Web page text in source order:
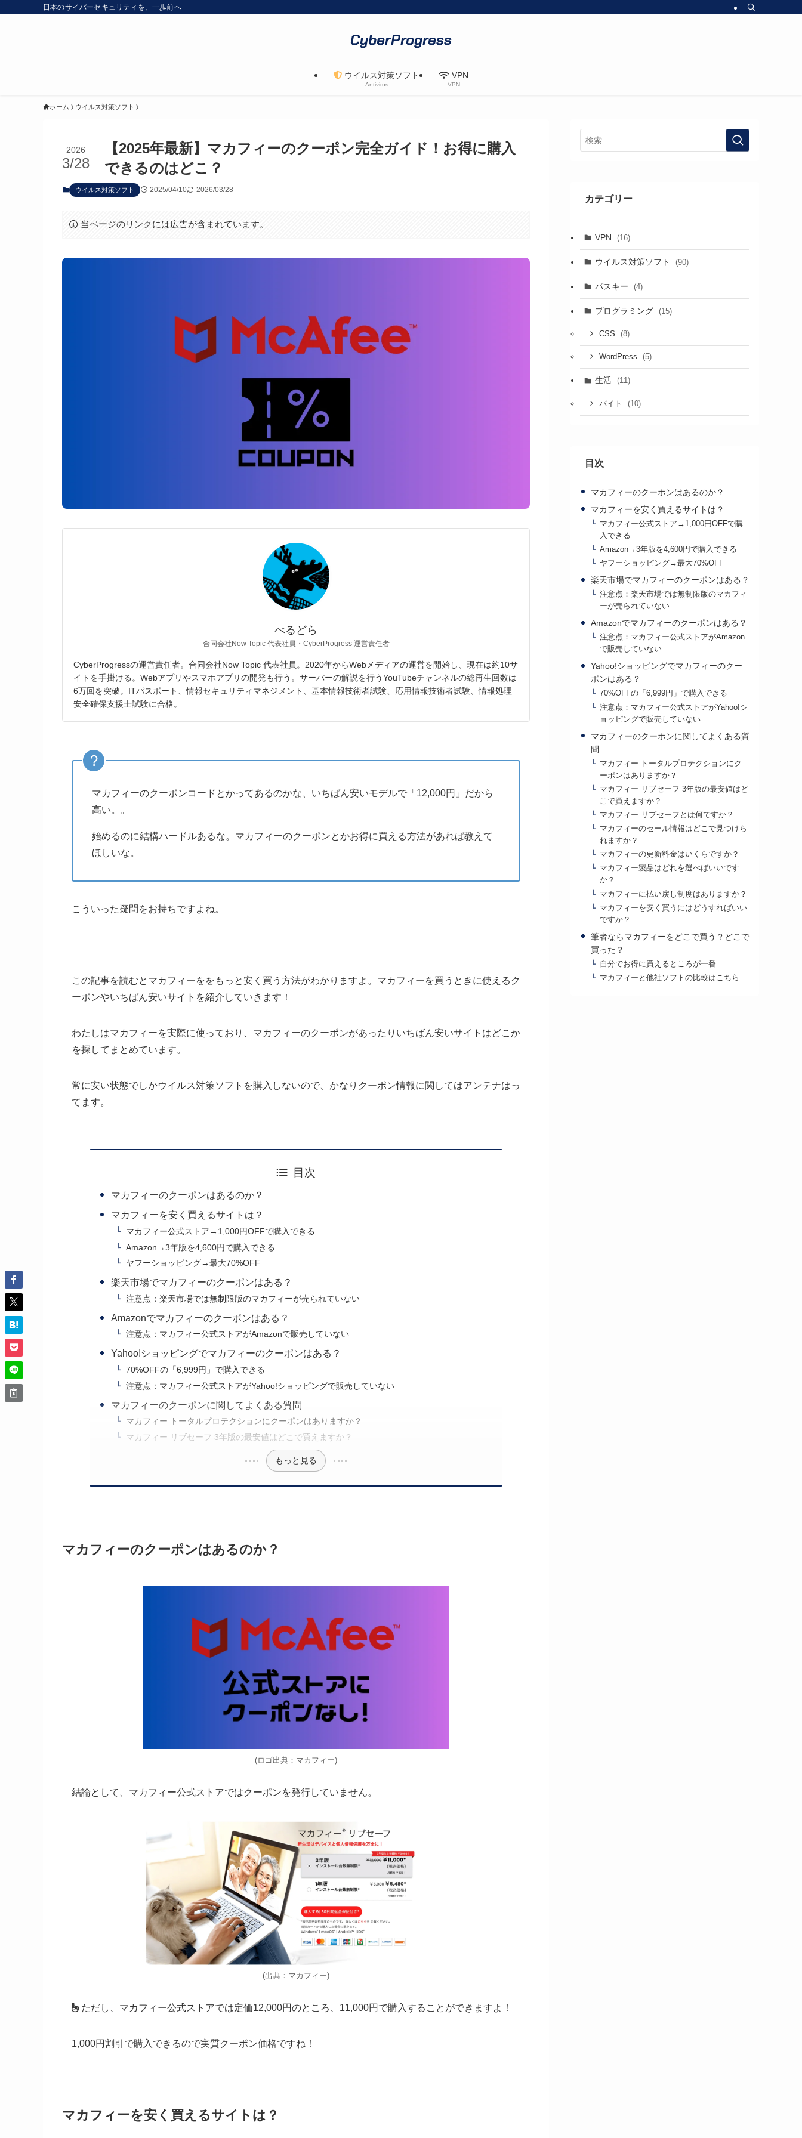
日本のサイバーセキュリティを、一歩前へ
CyberProgress
ウイルス対策ソフト
Antivirus
VPN
VPN
ホーム ウイルス対策ソフト
【2025年最新】マカフィーのクーポン完全ガイド！お得に購入
できるのはどこ？
2026
3/28
ウイルス対策ソフト 2025/04/10 2026/03/28
当ページのリンクには広告が含まれています。
べるどら
合同会社Now Topic 代表社員・CyberProgress 運営責任者
CyberProgressの運営責任者。合同会社Now Topic 代表社員。2020年からWebメディアの運営を開始し、現在は約10サ
イトを手掛ける。Webアプリやスマホアプリの開発も行う。サーバーの解説を行うYouTubeチャンネルの総再生回数は
6万回を突破。ITパスポート、情報セキュリティマネジメント、基本情報技術者試験、応用情報技術者試験、情報処理
安全確保支援士試験に合格。
マカフィーのクーポンコードとかってあるのかな、いちばん安いモデルで「12,000円」だから
高い。。
始めるのに結構ハードルあるな。マカフィーのクーポンとかお得に買える方法があれば教えて
ほしいな。
こういった疑問をお持ちですよね。
この記事を読むとマカフィーををもっと安く買う方法がわかりますよ。マカフィーを買うときに使えるク
ーポンやいちばん安いサイトを紹介していきます！
わたしはマカフィーを実際に使っており、マカフィーのクーポンがあったりいちばん安いサイトはどこか
を探してまとめています。
常に安い状態でしかウイルス対策ソフトを購入しないので、かなりクーポン情報に関してはアンテナはっ
てます。
目次
マカフィーのクーポンはあるのか？
マカフィーを安く買えるサイトは？
マカフィー公式ストア→1,000円OFFで購入できる
Amazon→3年版を4,600円で購入できる
ヤフーショッピング→最大70%OFF
楽天市場でマカフィーのクーポンはある？
注意点：楽天市場では無制限版のマカフィーが売られていない
Amazonでマカフィーのクーポンはある？
注意点：マカフィー公式ストアがAmazonで販売していない
Yahoo!ショッピングでマカフィーのクーポンはある？
70%OFFの「6,999円」で購入できる
注意点：マカフィー公式ストアがYahoo!ショッピングで販売していない
マカフィーのクーポンに関してよくある質問
マカフィー トータルプロテクションにクーポンはありますか？
マカフィー リブセーフ 3年版の最安値はどこで買えますか？
もっと見る
マカフィーのクーポンはあるのか？
(ロゴ出典：マカフィー)
結論として、マカフィー公式ストアではクーポンを発行していません。
(出典：マカフィー)
ただし、マカフィー公式ストアでは定価12,000円のところ、 11,000円で購入することができますよ！
1,000円割引で購入できるので実質クーポン価格ですね！
マカフィーを安く買えるサイトは？
カテゴリー
VPN (16)
ウイルス対策ソフト (90)
パスキー (4)
プログラミング (15)
CSS (8)
WordPress (5)
生活 (11)
バイト (10)
目次
マカフィーのクーポンはあるのか？
マカフィーを安く買えるサイトは？
マカフィー公式ストア→1,000円OFFで購
入できる
Amazon→3年版を4,600円で購入できる
ヤフーショッピング→最大70%OFF
楽天市場でマカフィーのクーポンはある？
注意点：楽天市場では無制限版のマカフィ
ーが売られていない
Amazonでマカフィーのクーポンはある？
注意点：マカフィー公式ストアがAmazon
で販売していない
Yahoo!ショッピングでマカフィーのクー
ポンはある？
70%OFFの「6,999円」で購入できる
注意点：マカフィー公式ストアがYahoo!シ
ョッピングで販売していない
マカフィーのクーポンに関してよくある質
問
マカフィー トータルプロテクションにク
ーポンはありますか？
マカフィー リブセーフ 3年版の最安値はど
こで買えますか？
マカフィー リブセーフとは何ですか？
マカフィーのセール情報はどこで見つけら
れますか？
マカフィーの更新料金はいくらですか？
マカフィー製品はどれを選べばいいです
か？
マカフィーに払い戻し制度はありますか？
マカフィーを安く買うにはどうすればいい
ですか？
筆者ならマカフィーをどこで買う？どこで
買った？
自分でお得に買えるところが一番
マカフィーと他社ソフトの比較はこちら